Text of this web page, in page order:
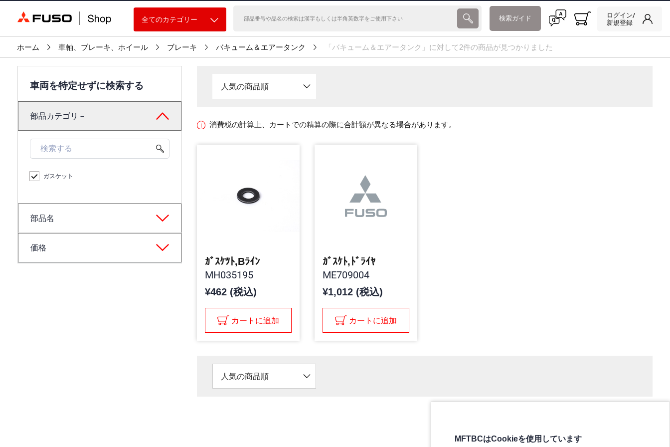
全てのカテゴリー 検索ガイド
ログイン/
新規登録
ホーム 車軸、ブレーキ、ホイール ブレーキ バキューム＆エアータンク 「バキューム＆エアータンク」に対して2件の商品が見つかりました
車両を特定せずに検索する
部品カテゴリ－
ガスケット
部品名
価格
人気の商品順
消費税の計算上、カートでの精算の際に合計額が異なる場合があります。
ｶﾞｽｹﾂﾄ,Bﾗｲﾝ
MH035195
¥462 (税込)
カートに追加
ｶﾞｽｹﾄ,ﾄﾞﾗｲﾔ
ME709004
¥1,012 (税込)
カートに追加
人気の商品順
MFTBCはCookieを使用しています